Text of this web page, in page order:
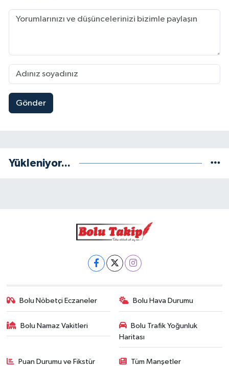
Gönder
Yükleniyor...
Bolu Nöbetçi Eczaneler Bolu Hava Durumu
Bolu Namaz Vakitleri
Bolu Trafik Yoğunluk
Haritası
Puan Durumu ve Fikstür Tüm Manşetler